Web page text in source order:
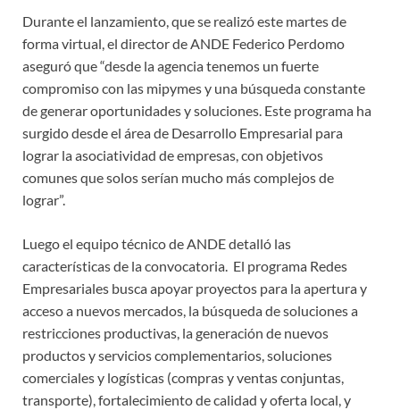
Durante el lanzamiento, que se realizó este martes de
forma virtual, el director de ANDE Federico Perdomo
aseguró que “desde la agencia tenemos un fuerte
compromiso con las mipymes y una búsqueda constante
de generar oportunidades y soluciones. Este programa ha
surgido desde el área de Desarrollo Empresarial para
lograr la asociatividad de empresas, con objetivos
comunes que solos serían mucho más complejos de
lograr”.
Luego el equipo técnico de ANDE detalló las
características de la convocatoria. El programa Redes
Empresariales busca apoyar proyectos para la apertura y
acceso a nuevos mercados, la búsqueda de soluciones a
restricciones productivas, la generación de nuevos
productos y servicios complementarios, soluciones
comerciales y logísticas (compras y ventas conjuntas,
transporte), fortalecimiento de calidad y oferta local, y